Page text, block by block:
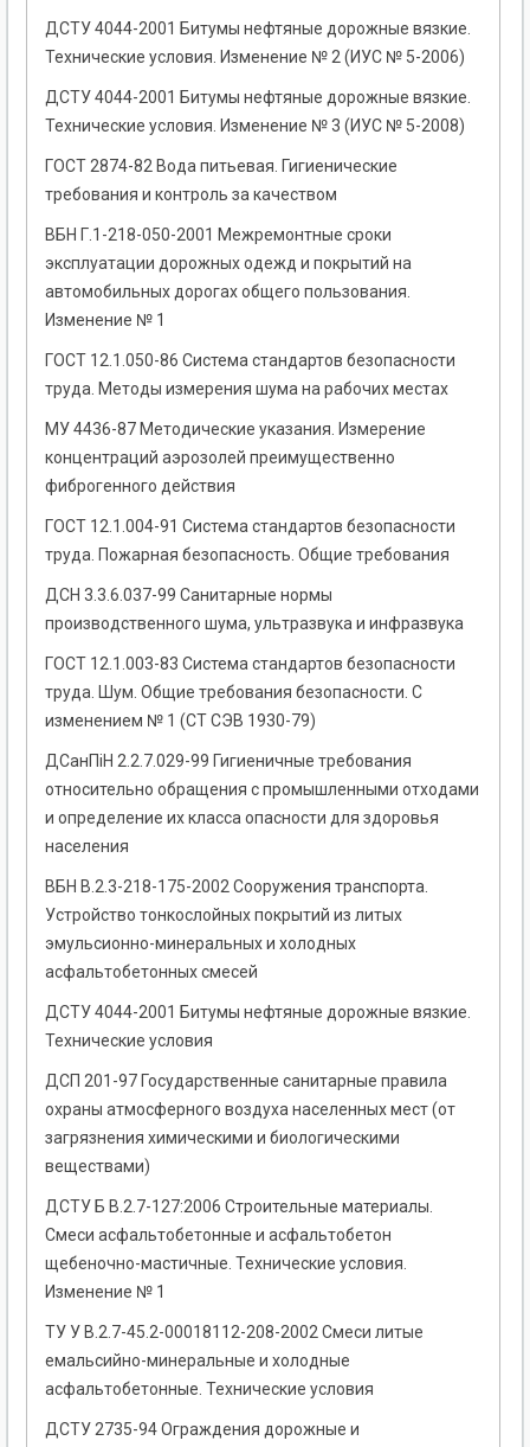
ДСТУ 4044-2001 Битумы нефтяные дорожные вязкие.
Технические условия. Изменение № 2 (ИУС № 5-2006)
ДСТУ 4044-2001 Битумы нефтяные дорожные вязкие.
Технические условия. Изменение № 3 (ИУС № 5-2008)
ГОСТ 2874-82 Вода питьевая. Гигиенические
требования и контроль за качеством
ВБН Г.1-218-050-2001 Межремонтные сроки
эксплуатации дорожных одежд и покрытий на
автомобильных дорогах общего пользования.
Изменение № 1
ГОСТ 12.1.050-86 Система стандартов безопасности
труда. Методы измерения шума на рабочих местах
МУ 4436-87 Методические указания. Измерение
концентраций аэрозолей преимущественно
фиброгенного действия
ГОСТ 12.1.004-91 Система стандартов безопасности
труда. Пожарная безопасность. Общие требования
ДСН 3.3.6.037-99 Санитарные нормы
производственного шума, ультразвука и инфразвука
ГОСТ 12.1.003-83 Система стандартов безопасности
труда. Шум. Общие требования безопасности. С
изменением № 1 (СТ СЭВ 1930-79)
ДСанПіН 2.2.7.029-99 Гигиеничные требования
относительно обращения с промышленными отходами
и определение их класса опасности для здоровья
населения
ВБН В.2.3-218-175-2002 Сооружения транспорта.
Устройство тонкослойных покрытий из литых
эмульсионно-минеральных и холодных
асфальтобетонных смесей
ДСТУ 4044-2001 Битумы нефтяные дорожные вязкие.
Технические условия
ДСП 201-97 Государственные санитарные правила
охраны атмосферного воздуха населенных мест (от
загрязнения химическими и биологическими
веществами)
ДСТУ Б В.2.7-127:2006 Строительные материалы.
Смеси асфальтобетонные и асфальтобетон
щебеночно-мастичные. Технические условия.
Изменение № 1
ТУ У В.2.7-45.2-00018112-208-2002 Смеси литые
емальсийно-минеральные и холодные
асфальтобетонные. Технические условия
ДСТУ 2735-94 Ограждения дорожные и